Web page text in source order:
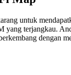
untuk
yang terjangkau.
dengan